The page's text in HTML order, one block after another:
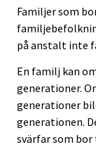
Familjer som
på anstalt inte
En familj kan
generationer.
generationer
generationen.
svärfar som